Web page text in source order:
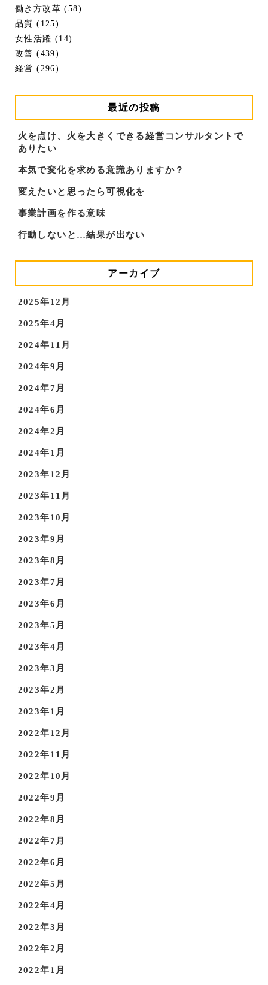
働き方改革 (58)
品質 (125)
女性活躍 (14)
改善 (439)
経営 (296)
最近の投稿
火を点け、火を大きくできる経営コンサルタントで
ありたい
本気で変化を求める意識ありますか？
変えたいと思ったら可視化を
事業計画を作る意味
行動しないと…結果が出ない
アーカイブ
2025年12月
2025年4月
2024年11月
2024年9月
2024年7月
2024年6月
2024年2月
2024年1月
2023年12月
2023年11月
2023年10月
2023年9月
2023年8月
2023年7月
2023年6月
2023年5月
2023年4月
2023年3月
2023年2月
2023年1月
2022年12月
2022年11月
2022年10月
2022年9月
2022年8月
2022年7月
2022年6月
2022年5月
2022年4月
2022年3月
2022年2月
2022年1月